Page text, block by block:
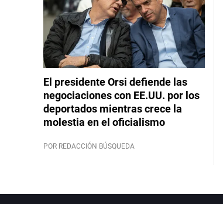
El presidente Orsi defiende las
negociaciones con EE.UU. por los
deportados mientras crece la
molestia en el oficialismo
POR REDACCIÓN BÚSQUEDA